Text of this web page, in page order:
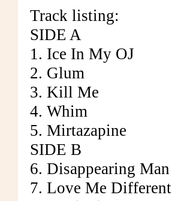
Track listing:
SIDE A
1. Ice In My OJ
2. Glum
3. Kill Me
4. Whim
5. Mirtazapine
SIDE B
6. Disappearing Man
7. Love Me Different